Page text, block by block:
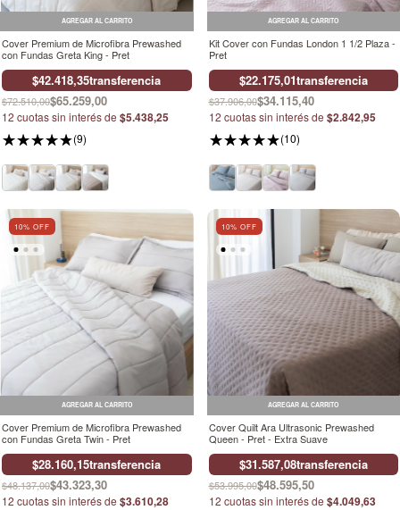
AGREGAR AL CARRITO
Cover Premium de Microfibra Prewashed
con Fundas Greta King - Pret
$42.418,35transferencia
$72.510,00$65.259,00
12 cuotas sin interés de $5.438,25
(9)
AGREGAR AL CARRITO
Kit Cover con Fundas London 1 1/2 Plaza -
Pret
$22.175,01transferencia
$37.906,00$34.115,40
12 cuotas sin interés de $2.842,95
(10)
10% OFF
AGREGAR AL CARRITO
Cover Premium de Microfibra Prewashed
con Fundas Greta Twin - Pret
$28.160,15transferencia
$48.137,00$43.323,30
12 cuotas sin interés de $3.610,28
10% OFF
AGREGAR AL CARRITO
Cover Quilt Ara Ultrasonic Prewashed
Queen - Pret - Extra Suave
$31.587,08transferencia
$53.995,00$48.595,50
12 cuotas sin interés de $4.049,63